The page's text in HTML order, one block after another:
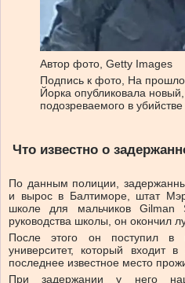
Автор фото, Getty Images
Подпись к фото, На
Йорка опубликовала
подозреваемого в
Что известно о
По данным полиции,
и вырос в Балтиморе, штат
школе для мальчиков Gilman
руководства школы, он окончил
После этого он поступил в
университет, который входит
последнее известное место
При задержании у него